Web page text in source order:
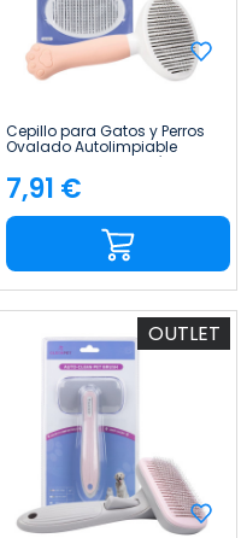
Cepillo para Gatos y Perros
Ovalado Autolimpiable
Antienredos con Botón de
Liberación Glückpet
Precio
7,91 €
OUTLET